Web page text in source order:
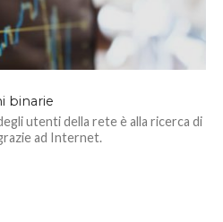
binarie
utenti della rete è alla ricerca di
ad Internet.